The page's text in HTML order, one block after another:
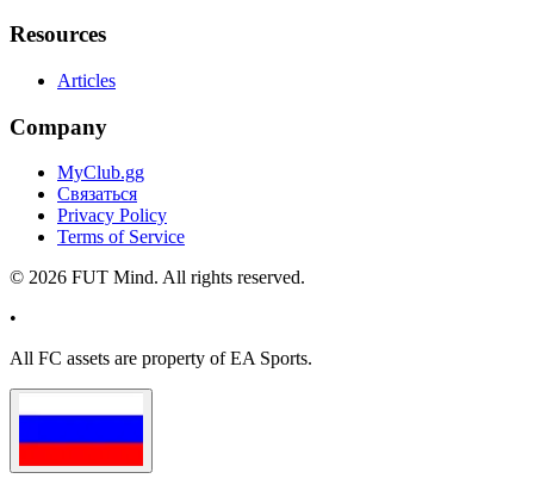
Resources
Articles
Company
MyClub.gg
Связаться
Privacy Policy
Terms of Service
© 2026 FUT Mind. All rights reserved.
•
All FC assets are property of EA Sports.